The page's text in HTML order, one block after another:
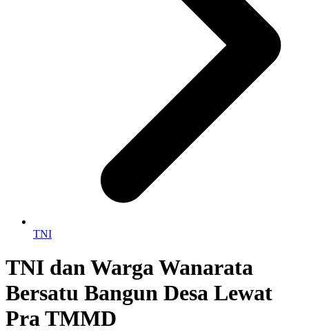
TNI
TNI dan Warga Wanarata
Bersatu Bangun Desa Lewat
Pra TMMD